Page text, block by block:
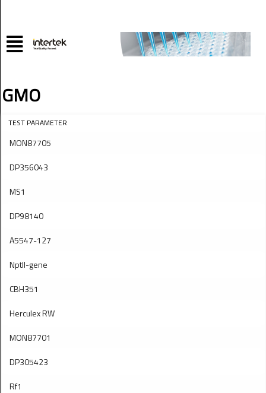
GMO
TEST PARAMETER
MON87705
DP356043
MS1
DP98140
A5547-127
Nptll-gene
CBH351
Herculex RW
MON87701
DP305423
Rf1